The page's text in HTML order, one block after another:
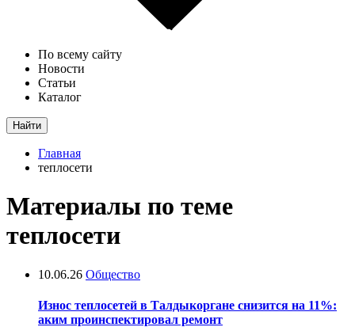
По всему сайту
Новости
Статьи
Каталог
Найти
Главная
теплосети
Материалы по теме
теплосети
10.06.26 Общество
Износ теплосетей в Талдыкоргане снизится на 11%:
аким проинспектировал ремонт